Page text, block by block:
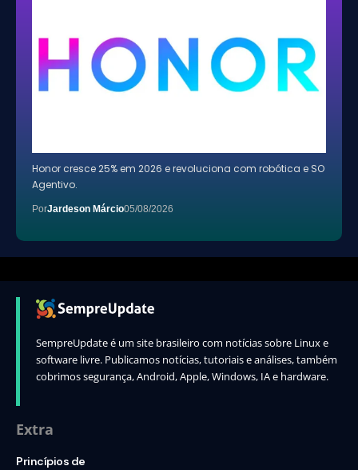
Honor cresce 25% em 2026 e revoluciona com robótica e SO
Agentivo.
PorJardeson Márcio05/08/2026
SempreUpdate é um site brasileiro com notícias sobre Linux e
software livre. Publicamos notícias, tutoriais e análises, também
cobrimos segurança, Android, Apple, Windows, IA e hardware.
Extra
Princípios de